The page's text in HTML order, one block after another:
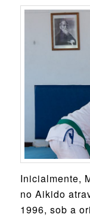
Inicialmente,
no Aikido
1996, sob a